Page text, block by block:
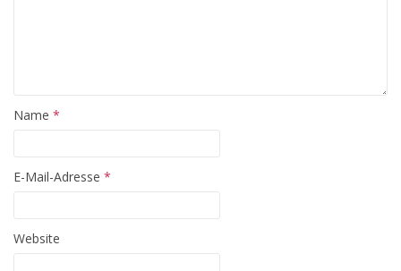
Name *
E-Mail-Adresse *
Website